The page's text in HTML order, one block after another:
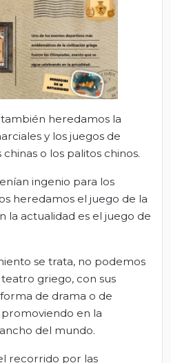
heredamos la
y los juegos de
o los palitos chinos.
ingenio para los
heredamos el juego de la
la actualidad es el juego de
se trata, no podemos
griego, con sus
de drama o de
en la
del mundo.
recorrido por las